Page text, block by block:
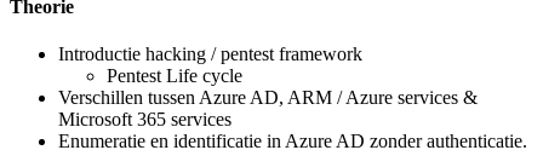
Theorie
Introductie hacking / pentest framework
Pentest Life cycle
Verschillen tussen Azure AD, ARM / Azure services &
Microsoft 365 services
Enumeratie en identificatie in Azure AD zonder authenticatie.